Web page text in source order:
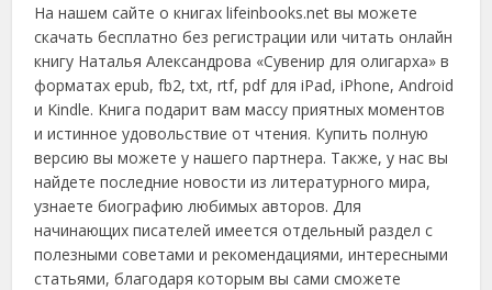
На нашем сайте о книгах lifeinbooks.net вы можете
скачать бесплатно без регистрации или читать онлайн
книгу Наталья Александрова «Сувенир для олигарха» в
форматах epub, fb2, txt, rtf, pdf для iPad, iPhone, Android
и Kindle. Книга подарит вам массу приятных моментов
и истинное удовольствие от чтения. Купить полную
версию вы можете у нашего партнера. Также, у нас вы
найдете последние новости из литературного мира,
узнаете биографию любимых авторов. Для
начинающих писателей имеется отдельный раздел с
полезными советами и рекомендациями, интересными
статьями, благодаря которым вы сами сможете